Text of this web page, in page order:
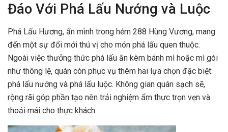
Đáo Với Phá Lấu Nướng và Luộc
Phá Lấu Hương, ẩn mình trong hẻm 288 Hùng Vương, mang
đến một sự đổi mới thú vị cho món phá lấu quen thuộc.
Ngoài việc thưởng thức phá lấu ăn kèm bánh mì hoặc mì gói
như thông lệ, quán còn phục vụ thêm hai lựa chọn đặc biệt:
phá lấu nướng và phá lấu luộc. Không gian quán sạch sẽ,
rộng rãi góp phần tạo nên trải nghiệm ẩm thực trọn vẹn và
thoải mái cho thực khách.